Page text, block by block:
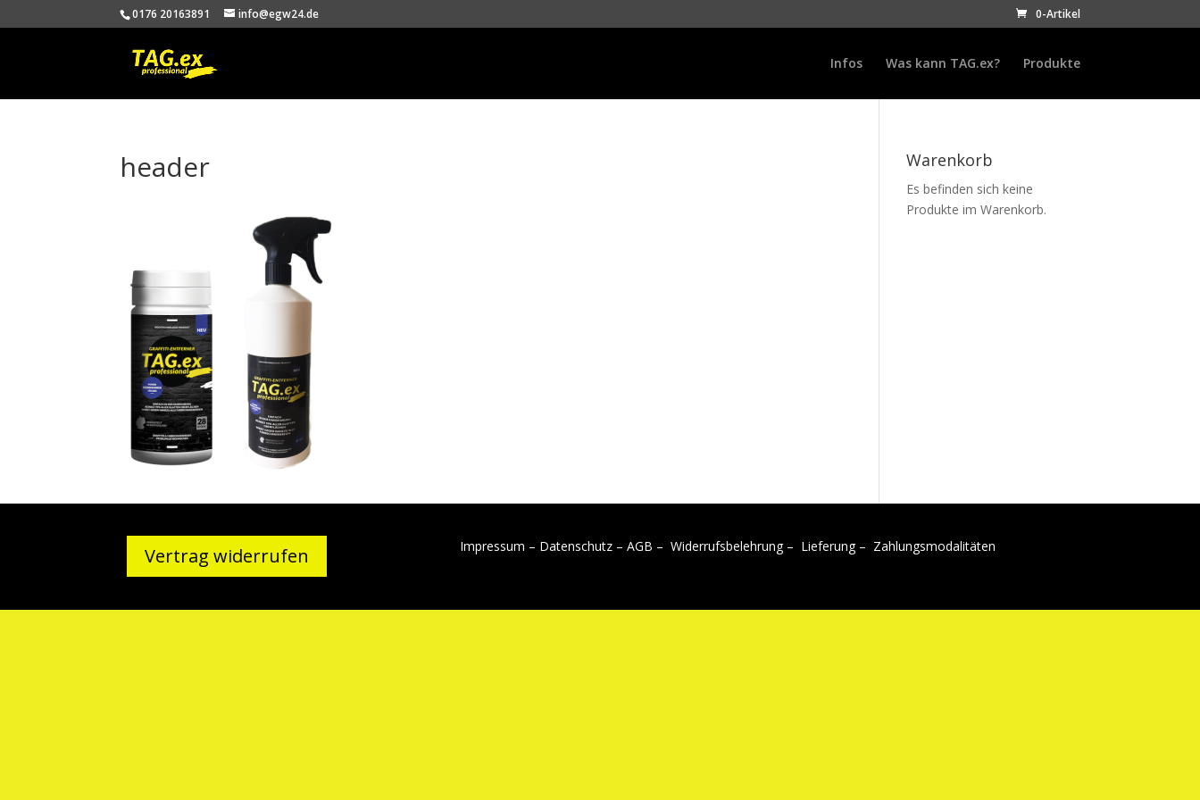
0176 20163891 info@egw24.de 0-Artikel
Infos Was kann TAG.ex? Produkte
header Warenkorb
Es befinden sich keine
Produkte im Warenkorb.
Vertrag widerrufen Impressum – Datenschutz– AGB – Widerrufsbelehrung – Lieferung – Zahlungsmodalitäten